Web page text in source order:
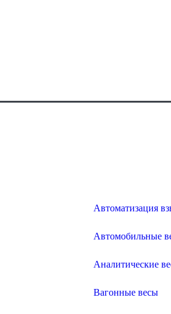
Автоматизация
Автомобильные
Аналитические
Вагонные весы